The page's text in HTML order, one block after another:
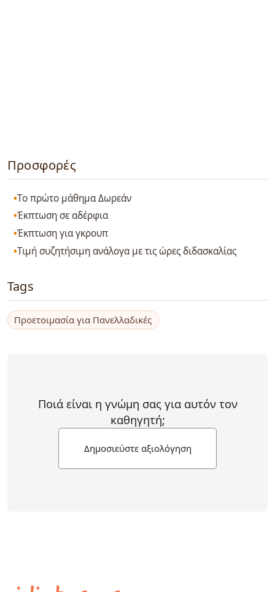
Προσφορές
Το πρώτο μάθημα Δωρεάν
Έκπτωση σε αδέρφια
Έκπτωση για γκρουπ
Τιμή συζητήσιμη ανάλογα με τις ώρες διδασκαλίας
Tags
Προετοιμασία για Πανελλαδικές
Ποιά είναι η γνώμη σας για αυτόν τον
καθηγητή;
Δημοσιεύστε αξιολόγηση